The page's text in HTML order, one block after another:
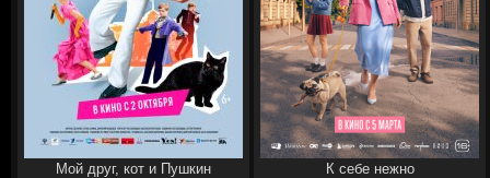
Мой друг, кот и Пушкин К себе нежно